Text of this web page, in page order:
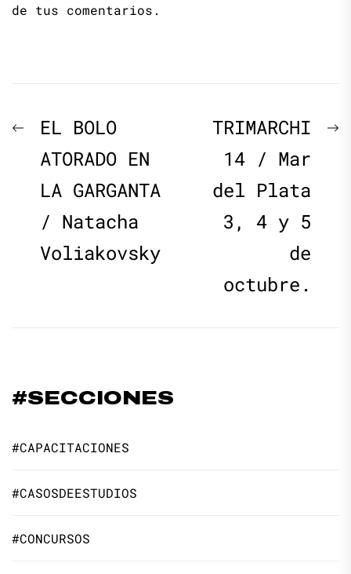
de tus comentarios.
Navegación
de
entradas
Previous
post:
EL BOLO
ATORADO EN
LA GARGANTA
/ Natacha
Voliakovsky
TRIMARCHI
14 / Mar
del Plata
3, 4 y 5
de
octubre.
#SECCIONES
#CAPACITACIONES
#CASOSDEESTUDIOS
#CONCURSOS